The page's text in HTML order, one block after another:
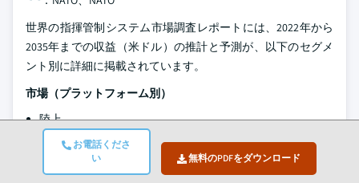
お電話くださ
い
無料のPDFをダウンロード
世界の指揮管制システム市場調査レポートには、2022年から
2035年までの収益（米ドル）の推計と予測が、以下のセグメ
ント別に詳細に掲載されています。
市場（プラットフォーム別）
陸上